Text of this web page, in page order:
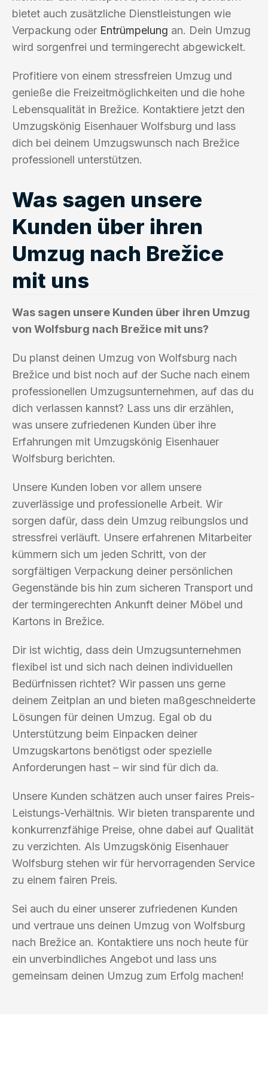
bietet auch zusätzliche Dienstleistungen wie
Verpackung oder Entrümpelung an. Dein Umzug
wird sorgenfrei und termingerecht abgewickelt.
Profitiere von einem stressfreien Umzug und
genieße die Freizeitmöglichkeiten und die hohe
Lebensqualität in Brežice. Kontaktiere jetzt den
Umzugskönig Eisenhauer Wolfsburg und lass
dich bei deinem Umzugswunsch nach Brežice
professionell unterstützen.
Was sagen unsere
Kunden über ihren
Umzug nach Brežice
mit uns
Was sagen unsere Kunden über ihren Umzug
von Wolfsburg nach Brežice mit uns?
Du planst deinen Umzug von Wolfsburg nach
Brežice und bist noch auf der Suche nach einem
professionellen Umzugsunternehmen, auf das du
dich verlassen kannst? Lass uns dir erzählen,
was unsere zufriedenen Kunden über ihre
Erfahrungen mit Umzugskönig Eisenhauer
Wolfsburg berichten.
Unsere Kunden loben vor allem unsere
zuverlässige und professionelle Arbeit. Wir
sorgen dafür, dass dein Umzug reibungslos und
stressfrei verläuft. Unsere erfahrenen Mitarbeiter
kümmern sich um jeden Schritt, von der
sorgfältigen Verpackung deiner persönlichen
Gegenstände bis hin zum sicheren Transport und
der termingerechten Ankunft deiner Möbel und
Kartons in Brežice.
Dir ist wichtig, dass dein Umzugsunternehmen
flexibel ist und sich nach deinen individuellen
Bedürfnissen richtet? Wir passen uns gerne
deinem Zeitplan an und bieten maßgeschneiderte
Lösungen für deinen Umzug. Egal ob du
Unterstützung beim Einpacken deiner
Umzugskartons benötigst oder spezielle
Anforderungen hast – wir sind für dich da.
Unsere Kunden schätzen auch unser faires Preis-
Leistungs-Verhältnis. Wir bieten transparente und
konkurrenzfähige Preise, ohne dabei auf Qualität
zu verzichten. Als Umzugskönig Eisenhauer
Wolfsburg stehen wir für hervorragenden Service
zu einem fairen Preis.
Sei auch du einer unserer zufriedenen Kunden
und vertraue uns deinen Umzug von Wolfsburg
nach Brežice an. Kontaktiere uns noch heute für
ein unverbindliches Angebot und lass uns
gemeinsam deinen Umzug zum Erfolg machen!